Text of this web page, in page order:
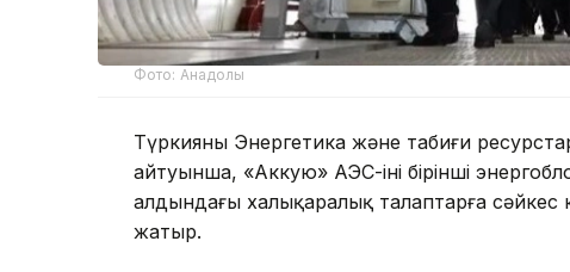
Фото: Анадолы
Түркияның Энергетика және табиғи
айтуынша, «Аккую» АЭС-інің бірінші
алдындағы халықаралық талаптарға
жатыр.